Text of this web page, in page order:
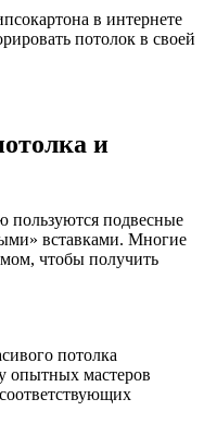
в интернете
потолок в своей
и
пользуются подвесные
вставками. Многие
чтобы получить
потолка
опытных мастеров